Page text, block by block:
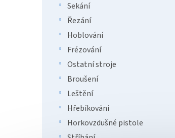
Sekání
Řezání
Hoblování
Frézování
Ostatní stroje
Broušení
Leštění
Hřebíkování
Horkovzdušné pistole